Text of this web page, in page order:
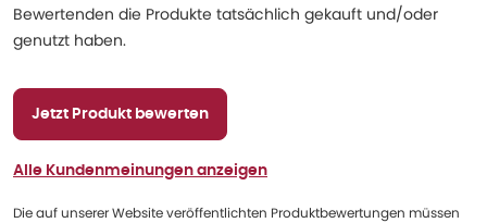
Bewertenden die Produkte tatsächlich gekauft und/oder
genutzt haben.
Jetzt Produkt bewerten
Alle Kundenmeinungen anzeigen
Die auf unserer Website veröffentlichten Produktbewertungen müssen